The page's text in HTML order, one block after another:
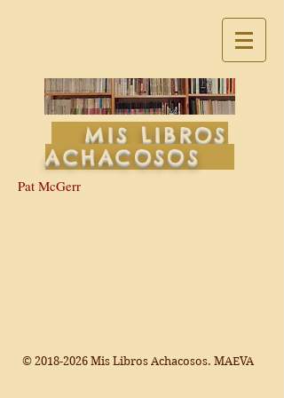
MIS LIBROS
ACHACOSOS
Pat McGerr
© 2018-2026 Mis Libros Achacosos. MAEVA